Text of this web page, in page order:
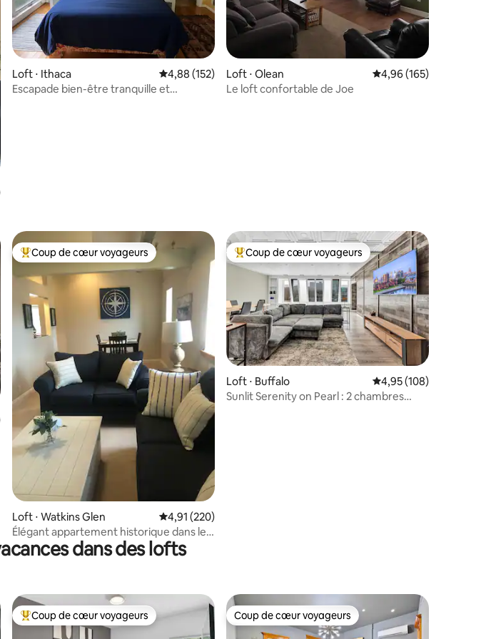
sur 5
sur la base de 137 commentaires : 4,87 sur 5
Loft ⋅ Ithaca Évaluation moyenne sur la base de 152 commentaires : 4,88 sur 5
4,88 (152)
Escapade bien-être tranquille et
Loft ⋅ Olean Évaluation moyenne
4,96 (165)
Le loft confortable de Joe
sur 5
sur la base de 131 commentaires : 4,91 sur 5
Coups de cœur voyageurs les plus appréciés
Coup de cœur voyageurs
Loft ⋅ Watkins Glen Évaluation moyenne sur la base de 220 commentaires : 4,91 sur 5
4,91 (220)
Élégant appartement historique dans le
Flat Iron Building, appartement 3
Coups de cœur voyageurs les plus appréciés
Coup de cœur voyageurs
Loft ⋅ Buffalo Évaluation moyenne
4,95 (108)
Sunlit Serenity on Pearl : 2 chambres
dans des lofts
Coups de cœur voyageurs les plus appréciés
Coup de cœur voyageurs Coup de cœur voyageurs
Coup de cœur voyageurs